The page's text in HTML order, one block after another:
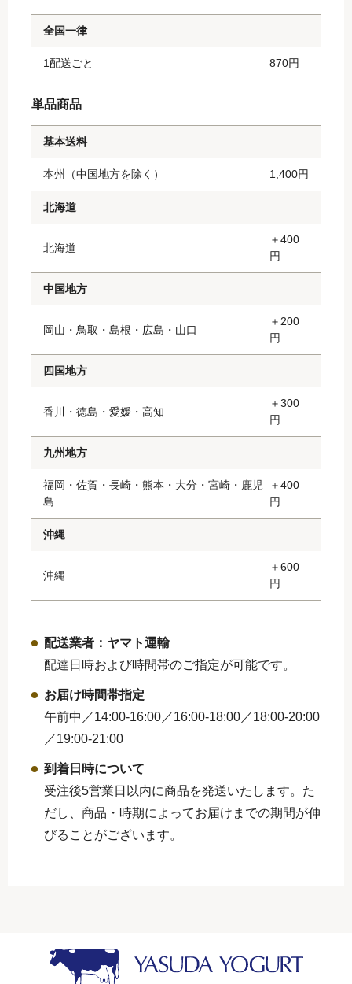
全国一律
1配送ごと 870円
単品商品
基本送料
本州（中国地方を除く） 1,400円
北海道
北海道
＋400
円
中国地方
岡山・鳥取・島根・広島・山口
＋200
円
四国地方
香川・徳島・愛媛・高知
＋300
円
九州地方
福岡・佐賀・長崎・熊本・大分・宮崎・鹿児
島
＋400
円
沖縄
沖縄
＋600
円
配送業者：ヤマト運輸
配達日時および時間帯のご指定が可能です。
お届け時間帯指定
午前中／14:00-16:00／16:00-18:00／18:00-20:00
／19:00-21:00
到着日時について
受注後5営業日以内に商品を発送いたします。た
だし、商品・時期によってお届けまでの期間が伸
びることがございます。